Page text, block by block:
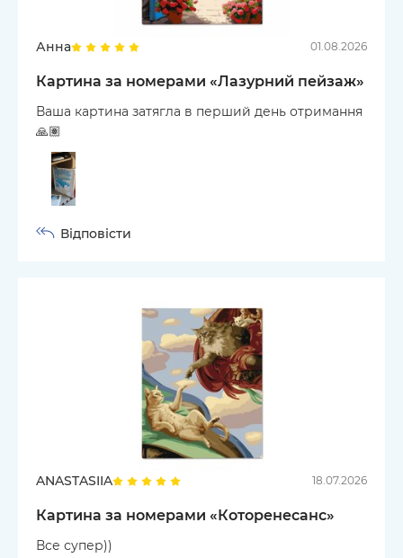
Анна 01.08.2026
Картина за номерами «Лазурний пейзаж»
Ваша картина затягла в перший день отримання
🙏🏽
Відповісти
ANASTASIIA 18.07.2026
Картина за номерами «Которенесанс»
Все супер))